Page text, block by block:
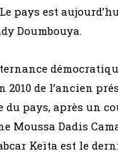
pays est
Doumbouya.
2010 de l’ancien
du pays, après un
Moussa Dadis
Keïta est le